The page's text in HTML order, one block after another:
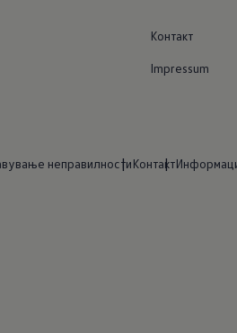
Контакт
Impressum
неправилностиКонтакт